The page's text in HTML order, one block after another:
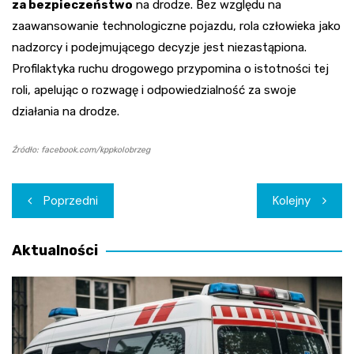
za bezpieczeństwo na drodze. Bez względu na
zaawansowanie technologiczne pojazdu, rola człowieka jako
nadzorcy i podejmującego decyzje jest niezastąpiona.
Profilaktyka ruchu drogowego przypomina o istotności tej
roli, apelując o rozwagę i odpowiedzialność za swoje
działania na drodze.
Źródło: facebook.com/kppkolobrzeg
Nawigacja
wpisu
Poprzedni Kolejny
Aktualności